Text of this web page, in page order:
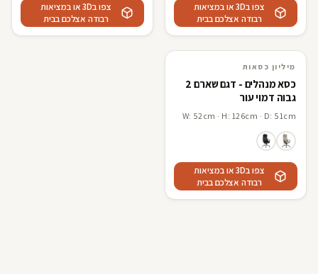
צפו ב3D או במציאות
רבודה אצלכם בבית
צפו ב3D או במציאות
רבודה אצלכם בבית
3D · AR
מיליון כסאות
מיליון כסאות
כסא מנהלים - דגם שארם 2
גבוה דמוי עור
W: 52cm · H: 126cm · D: 51cm
צפו ב3D או במציאות
רבודה אצלכם בבית